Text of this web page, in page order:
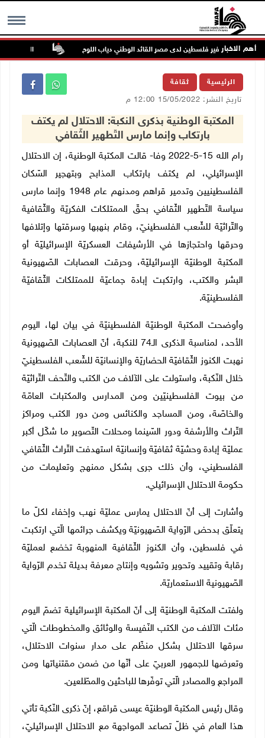
MENU أهم الاخبار
وفاة سفير فلسطين لدى مصر القائد الوطني دياب اللوح الرئيس ينعى
الرئيسية ثقافة
تاريخ النشر: 15/05/2022 12:00 م
المكتبة الوطنية بذكرى النكبة: الاحتلال لم يكتف
بارتكاب وإنما مارس التّطهير الثّقافي
رام الله 15-5-2022 وفا- قالت المكتبة الوطنية، إن الاحتلال
الإسرائيلي، لم يكتف بارتكاب المذابح وبتهجير السّكان
الفلسطينيين وتدمير قراهم ومدنهم عام 1948 وإنما مارس
سياسة التّطهير الثّقافي بحقّ الممتلكات الفكريّة والثّقافية
والتّراثيّة للشّعب الفلسطينيّ، وقام بنهبها وسرقتها وإتلافها
وحرقها واحتجازها في الأرشيفات العسكريّة الإسرائيليّة أو
المكتبة الوطنيّة الإسرائيليّة، وحرقت العصابات الصّهيونية
البشر والكتب، وارتكبت إبادة جماعيّة للممتلكات الثّقافيّة
الفلسطينيّة.
وأوضحت المكتبة الوطنيّة الفلسطينيّة في بيان لها، اليوم
الأحد، لمناسبة الذكرى الـ74 للنكبة، أنّ العصابات الصّهيونية
نهبت الكنوز الثّقافيّة الحضاريّة والإنسانيّة للشّعب الفلسطينيّ
خلال النّكبة، واستولت على الآلاف من الكتب والتّحف التّراثيّة
من بيوت الفلسطينيّين ومن المدارس والمكتبات العامّة
والخاصّة، ومن المساجد والكنائس ومن دور الكتب ومراكز
التّراث والأرشفة ودور السّينما ومحلات التّصوير ما شكّل أكبر
عمليّة إبادة وحشيّة ثقافيّة وإنسانيّة استهدفت التّراث الثّقافي
الفلسطيني، وأن ذلك جرى بشكل ممنهج وتعليمات من
حكومة الاحتلال الإسرائيلي.
وأشارت إلى أنّ الاحتلال يمارس عمليّة نهب وإخفاء لكلّ ما
يتعلّق بدحض الرّواية الصّهيونيّة ويكشف جرائمها الّتي ارتكبت
في فلسطين، وأن الكنوز الثّقافية المنهوبة تخضع لعمليّة
رقابة وتقييد وتحوير وتشويه وإنتاج معرفة بديلة تخدم الرّواية
الصّهيونية الاستعماريّة.
ولفتت المكتبة الوطنيّة إلى أنّ المكتبة الإسرائيلية تضمّ اليوم
مئات الآلاف من الكتب النّفيسة والوثائق والمخطوطات الّتي
سرقها الاحتلال بشكل منظّم على مدار سنوات الاحتلال،
وتعرضها للجمهور العربيّ على أنّها من ضمن مقتنياتها ومن
المراجع والمصادر الّتي توفّرها للباحثين والمطّلعين.
وقال رئيس المكتبة الوطنيّة عيسى قراقع، إنّ ذكرى النّكبة تأتي
هذا العام في ظلّ تصاعد المواجهة مع الاحتلال الإسرائيليّ،